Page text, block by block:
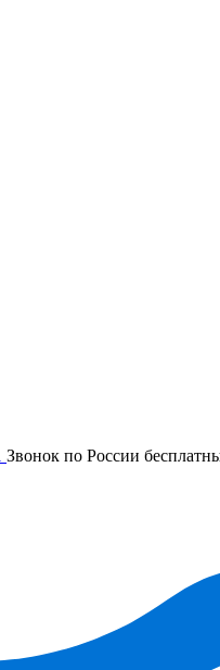
Звонок по России